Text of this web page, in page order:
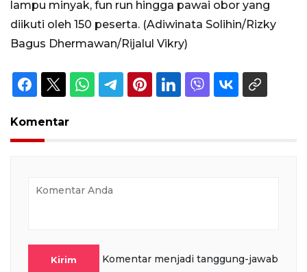
lampu minyak, fun run hingga pawai obor yang
diikuti oleh 150 peserta. (Adiwinata Solihin/Rizky
Bagus Dhermawan/Rijalul Vikry)
Komentar
Kirim
Komentar menjadi tanggung-jawab